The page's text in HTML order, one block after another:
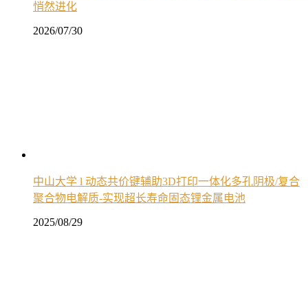
悄然进化
2026/07/30
中山大学 l 动态共价键辅助3D打印一体化多孔阴极/复合
聚合物电解质-实现超长寿命固态锂金属电池
2025/08/29